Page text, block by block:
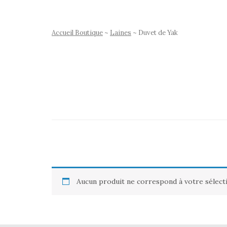
Accueil Boutique ~ Laines ~ Duvet de Yak
Aucun produit ne correspond à votre